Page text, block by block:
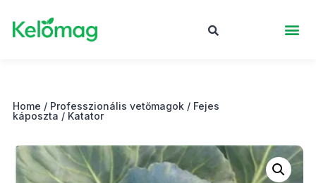
Home / Professzionális vetőmagok/ Fejes
káposzta / Katator